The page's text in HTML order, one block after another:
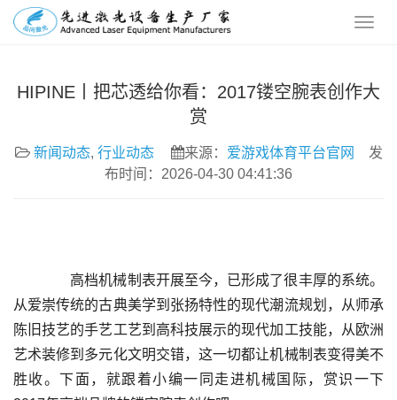
HIPINE丨把芯透给你看：2017镂空腕表创作大
赏
新闻动态, 行业动态 来源： 爱游戏体育平台官网
发
布时间：2026-04-30 04:41:36
从爱崇传统的古典美学到张扬特性的现代潮流规划，从师承
陈旧技艺的手艺工艺到高科技展示的现代加工技能，从欧洲
艺术装修到多元化文明交错，这一切都让机械制表变得美不
胜收。下面，就跟着小编一同走进机械国际，赏识一下